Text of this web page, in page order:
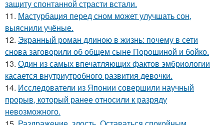
защиту спонтанной страсти встали.
11. Мастурбация перед сном может улучшать сон,
выяснили учёные.
12. Экранный роман длиною в жизнь: почему в сети
снова заговорили об общем сыне Порошиной и бойко.
13. Один из самых впечатляющих фактов эмбриологии
касается внутриутробного развития девочки.
14. Исследователи из Японии совершили научный
прорыв, который ранее относили к разряду
невозможного.